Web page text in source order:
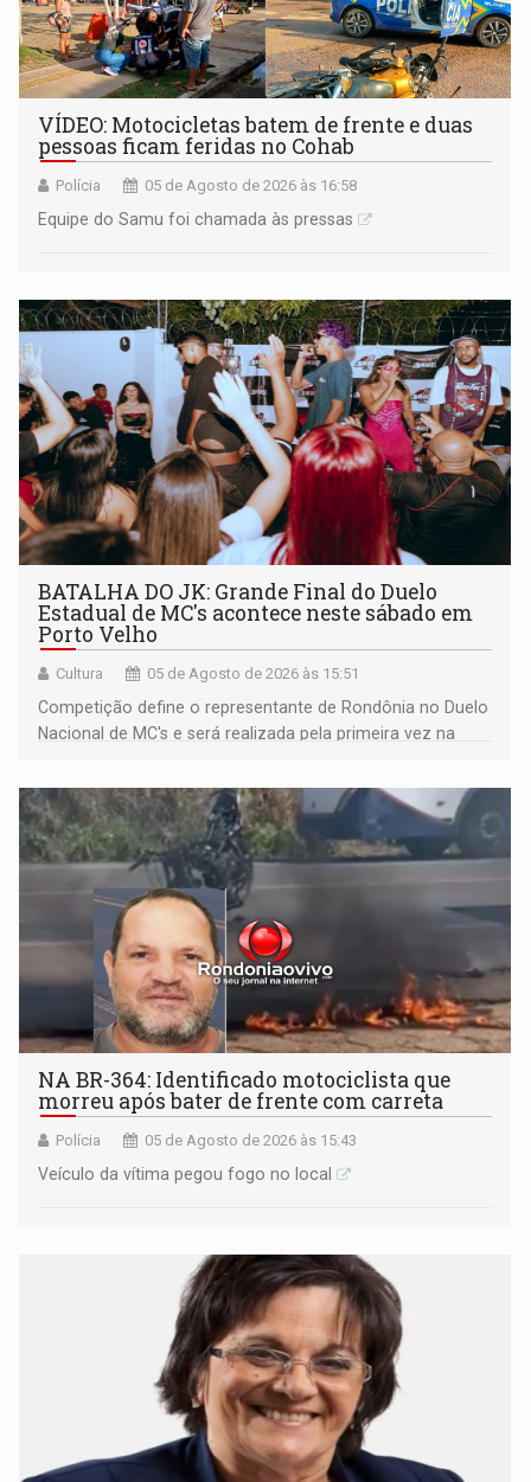
VÍDEO: Motocicletas batem de frente e duas
pessoas ficam feridas no Cohab
Polícia 05 de Agosto de 2026 às 16:58
Equipe do Samu foi chamada às pressas
BATALHA DO JK: Grande Final do Duelo
Estadual de MC's acontece neste sábado em
Porto Velho
Cultura 05 de Agosto de 2026 às 15:51
Competição define o representante de Rondônia no Duelo
Nacional de MC's e será realizada pela primeira vez na
NA BR-364: Identificado motociclista que
morreu após bater de frente com carreta
Polícia 05 de Agosto de 2026 às 15:43
Veículo da vítima pegou fogo no local